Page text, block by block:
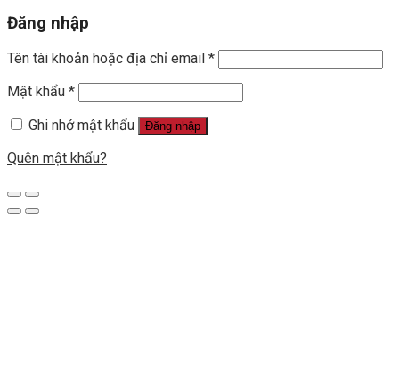
Đăng nhập
Tên tài khoản hoặc địa chỉ email *
Mật khẩu *
Ghi nhớ mật khẩu
Đăng nhập
Quên mật khẩu?